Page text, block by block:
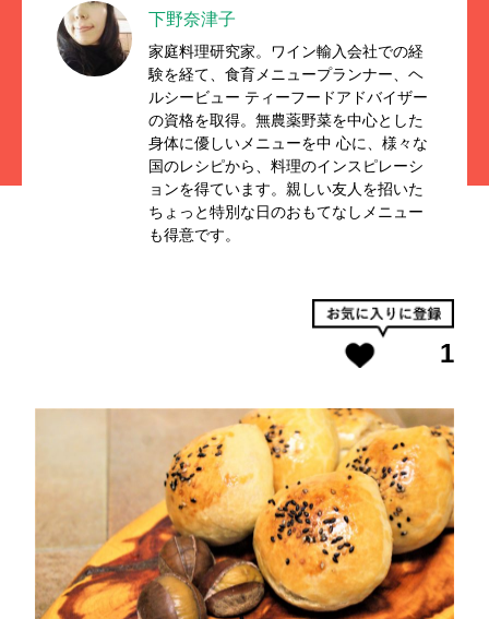
下野奈津子
家庭料理研究家。ワイン輸入会社での経
験を経て、食育メニュープランナー、ヘ
ルシービュー ティーフードアドバイザー
の資格を取得。無農薬野菜を中心とした
身体に優しいメニューを中 心に、様々な
国のレシピから、料理のインスピレーシ
ョンを得ています。親しい友人を招いた
ちょっと特別な日のおもてなしメニュー
も得意です。
1